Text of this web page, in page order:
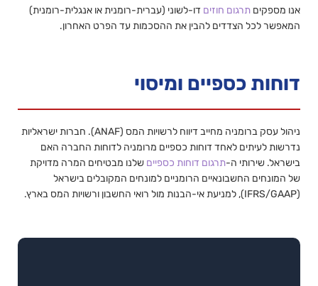
אנו מספקים תרגום חוזים דו-לשוני (עברית-רומנית או אנגלית-רומנית)
המאפשר לכל הצדדים להבין את ההסכמות עד הפרט האחרון.
דוחות כספיים ומיסוי
ניהול עסק ברומניה מחייב דיווח לרשויות המס (ANAF). חברות ישראליות
נדרשות לעיתים לאחד דוחות כספיים מרומניה לדוחות החברה האם
בישראל. שירותי ה-תרגום דוחות כספיים שלנו מבטיחים המרה מדויקת
של המונחים החשבונאיים הרומניים למונחים המקובלים בישראל
(IFRS/GAAP), למניעת אי-הבנות מול רואי החשבון ורשויות המס בארץ.